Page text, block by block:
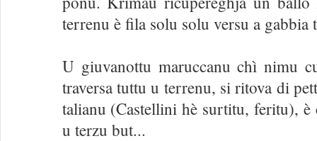
terrenu è fila solu solu versu a gabbia
U giuvanottu maruccanu chì nimu
traversa tuttu u terrenu, si ritova di
talianu (Castellini hè surtitu, feritu), è
u terzu but...